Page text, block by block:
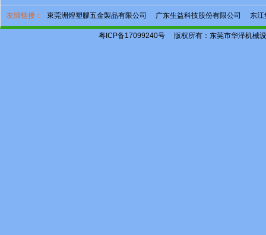
友情链接： 東莞洲煌塑膠五金製品有限公司 广东生益科技股份有限公司 东江
粤ICP备17099240号 版权所有：东莞市华泽机械